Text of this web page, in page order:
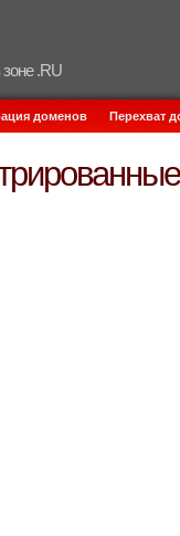
.RU
доменов Перехват